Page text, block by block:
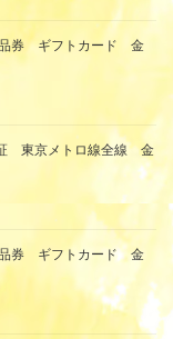
券 ギフトカード 金
東京メトロ線全線 金
券 ギフトカード 金